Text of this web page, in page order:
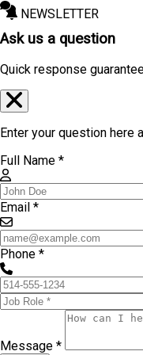
NEWSLETTER
Ask us a question
Quick response
Enter your question
Full Name *
Email *
Phone *
Message *